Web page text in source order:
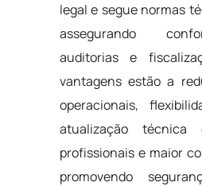
legal e segue normas
assegurando
auditorias e
vantagens estão a
operacionais,
atualização técnica
profissionais e maior
promovendo